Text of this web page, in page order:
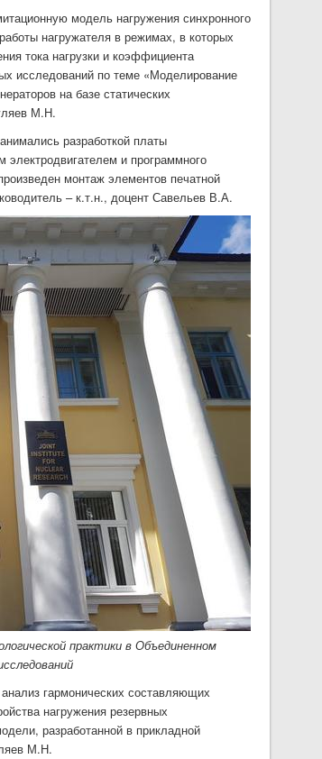
модель нагружения синхронного
нагружателя в режимах, в которых
тока нагрузки и коэффициента
исследований по теме «Моделирование
на базе статических
М.Н.
разработкой платы
электродвигателем и программного
монтаж элементов печатной
– к.т.н., доцент Савельев В.А.
практики в Объединенном
гармонических составляющих
нагружения резервных
разработанной в прикладной
М.Н.